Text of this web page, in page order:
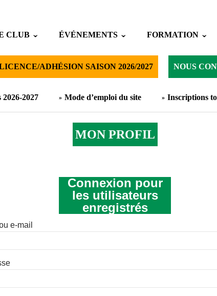
CLUB ÉVÉNEMENTS FORMATION
ADHÉSION SAISON 2026/2027 NOUS
2027 Mode d’emploi du site Inscriptions
MON PROFIL
Connexion pour
les utilisateurs
enregistrés
e-mail